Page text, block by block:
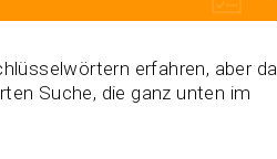
erfahren, aber da
Suche, die ganz unten im